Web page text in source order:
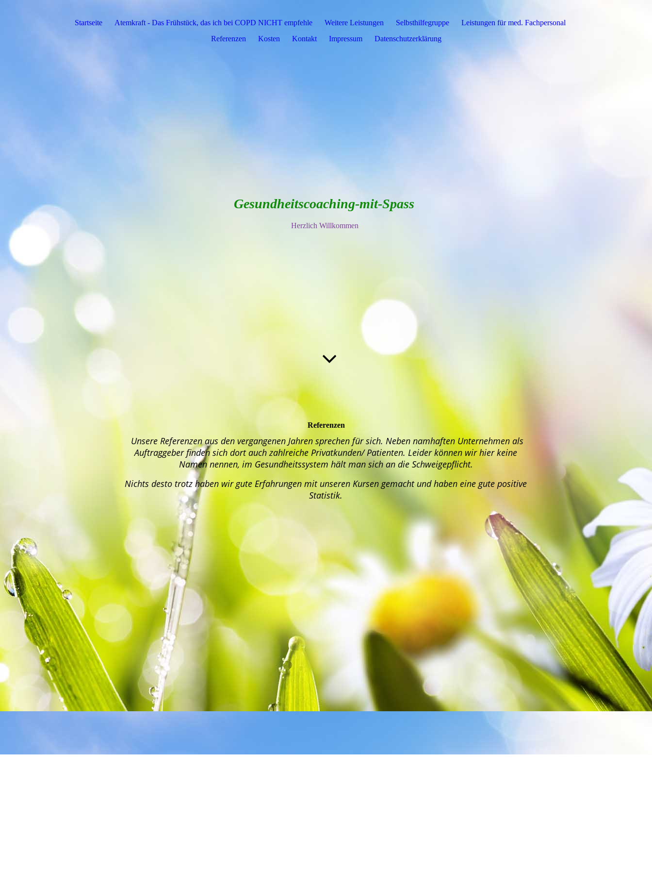
Startseite Atemkraft - Das Frühstück, das ich bei COPD NICHT empfehle Weitere Leistungen Selbsthilfegruppe
Leistungen für med. Fachpersonal
Referenzen
Kosten Kontakt Impressum Datenschutz­erklärung
Gesundheitscoaching-mit-Spass
Herzlich Willkommen
Referenzen
Unsere Referenzen aus den vergangenen Jahren sprechen für sich. Neben namhaften Unternehmen als
Auftraggeber finden sich dort auch zahlreiche Privatkunden/ Patienten. Leider können wir hier keine
Namen nennen, im Gesundheitssystem hält man sich an die Schweigepflicht.
Nichts desto trotz haben wir gute Erfahrungen mit unseren Kursen gemacht und haben eine gute positive
Statistik.